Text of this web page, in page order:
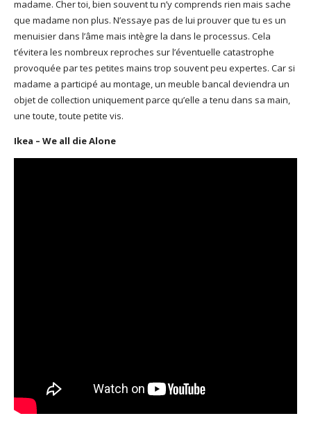
madame. Cher toi, bien souvent tu n’y comprends rien mais sache
que madame non plus. N’essaye pas de lui prouver que tu es un
menuisier dans l’âme mais intègre la dans le processus. Cela
t’évitera les nombreux reproches sur l’éventuelle catastrophe
provoquée par tes petites mains trop souvent peu expertes. Car si
madame a participé au montage, un meuble bancal deviendra un
objet de collection uniquement parce qu’elle a tenu dans sa main,
une toute, toute petite vis.
Ikea – We all die Alone